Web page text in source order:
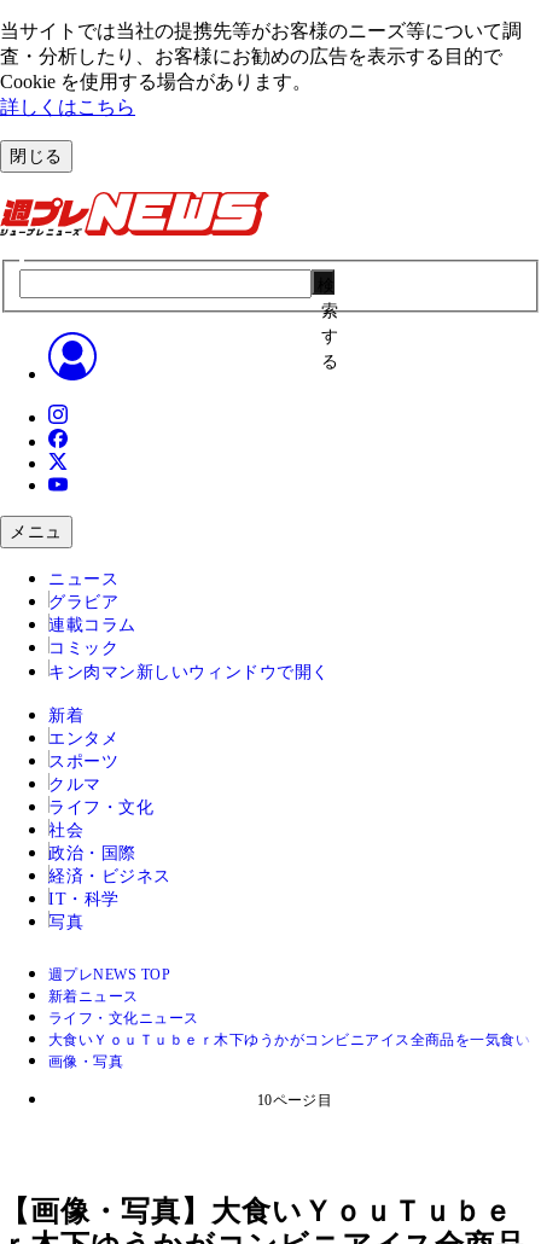
当サイトでは当社の提携先等がお客様のニーズ等について調
査・分析したり、お客様にお勧めの広告を表⽰する⽬的で
Cookie を使⽤する場合があります。
詳しくはこちら
閉じる
索
す
る
メニュ
ニュース
グラビア
連載コラム
コミック
キン肉マン 新しいウィンドウで開く
新着
エンタメ
スポーツ
クルマ
ライフ・文化
社会
政治・国際
経済・ビジネス
IT・科学
写真
週プレNEWS TOP
新着ニュース
ライフ・文化ニュース
大食いＹｏｕＴｕｂｅｒ木下ゆうかがコンビニアイス全商品を一気食い
画像・写真
10ページ目
【画像・写真】大食いＹｏｕＴｕｂｅ